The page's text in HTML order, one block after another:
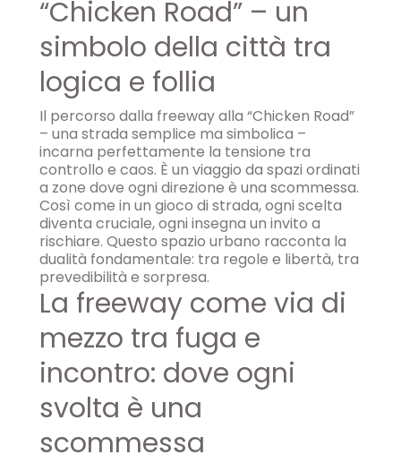
“Chicken Road” – un
simbolo della città tra
logica e follia
Il percorso dalla freeway alla “Chicken Road”
– una strada semplice ma simbolica –
incarna perfettamente la tensione tra
controllo e caos. È un viaggio da spazi ordinati
a zone dove ogni direzione è una scommessa.
Così come in un gioco di strada, ogni scelta
diventa cruciale, ogni insegna un invito a
rischiare. Questo spazio urbano racconta la
dualità fondamentale: tra regole e libertà, tra
prevedibilità e sorpresa.
La freeway come via di
mezzo tra fuga e
incontro: dove ogni
svolta è una
scommessa